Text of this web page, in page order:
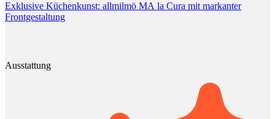
Exklusive Küchenkunst: allmilmö MA la Cura mit markanter
Frontgestaltung
Ausstattung